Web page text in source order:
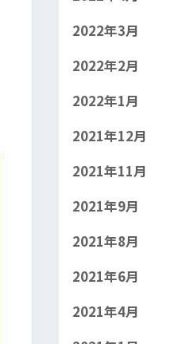
2022年3月
2022年2月
2022年1月
2021年12月
2021年11月
2021年9月
2021年8月
2021年6月
2021年4月